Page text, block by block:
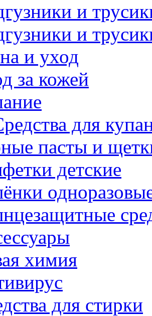
и
и
и уход
за кожей
для
пасты и
детские
химия
для стирки